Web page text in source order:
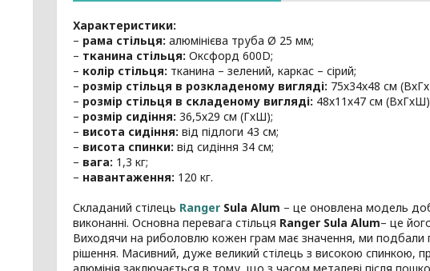
Характеристики:
– рама стільця: алюмінієва труба Ø 25 мм;
– тканина стільця: Оксфорд 600D;
– колір стільця: тканина – зелений, каркас – сірий;
– розмір стільця в розкладеному вигляді: 75х34х48 см
– розмір стільця в складеному вигляді: 48х11х47 см
– розмір сидіння: 36,5х29 см (ГхШ);
– висота сидіння: від підлоги 43 см;
– висота спинки: від сидіння 34 см;
– вага: 1,3 кг;
– навантаження: 120 кг.
Складаний стілець Ranger Sula Alum – це оновлена модель
виконанні. Основна перевага стільця Ranger Sula Alum– це
Виходячи на риболовлю кожен грам має значення, ми подбали
рішення. Масивний, дуже великий стілець з високою спинкою,